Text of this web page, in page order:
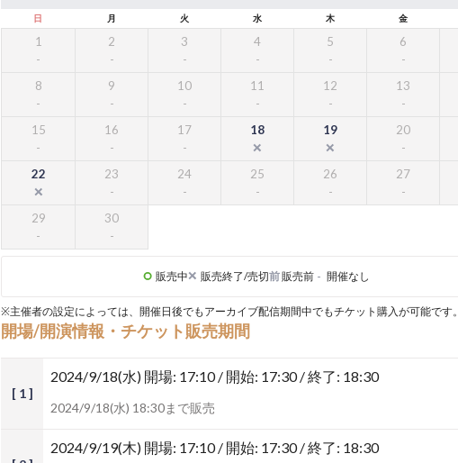
日 月 火 水 木 金
1 2 3 4 5 6
8 9 10 11 12 13
15 16 17 18 19 20
22 23 24 25 26 27
29 30
販売中 販売終了/売切前販売前 - 開催なし
※主催者の設定によっては、開催日後でもアーカイブ配信期間中でもチケット購入が可能です
開場/開演情報・チケット販売期間
[ 1 ]
2024/9/18(水) 開場: 17:10 / 開始: 17:30 / 終了: 18:30
2024/9/18(水) 18:30まで販売
2024/9/19(木) 開場: 17:10 / 開始: 17:30 / 終了: 18:30